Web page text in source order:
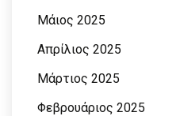
Μάιος 2025
Απρίλιος 2025
Μάρτιος 2025
Φεβρουάριος 2025